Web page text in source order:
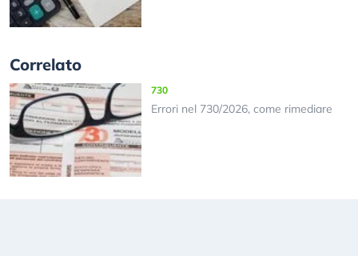
Correlato
730
Errori nel 730/2026, come rimediare